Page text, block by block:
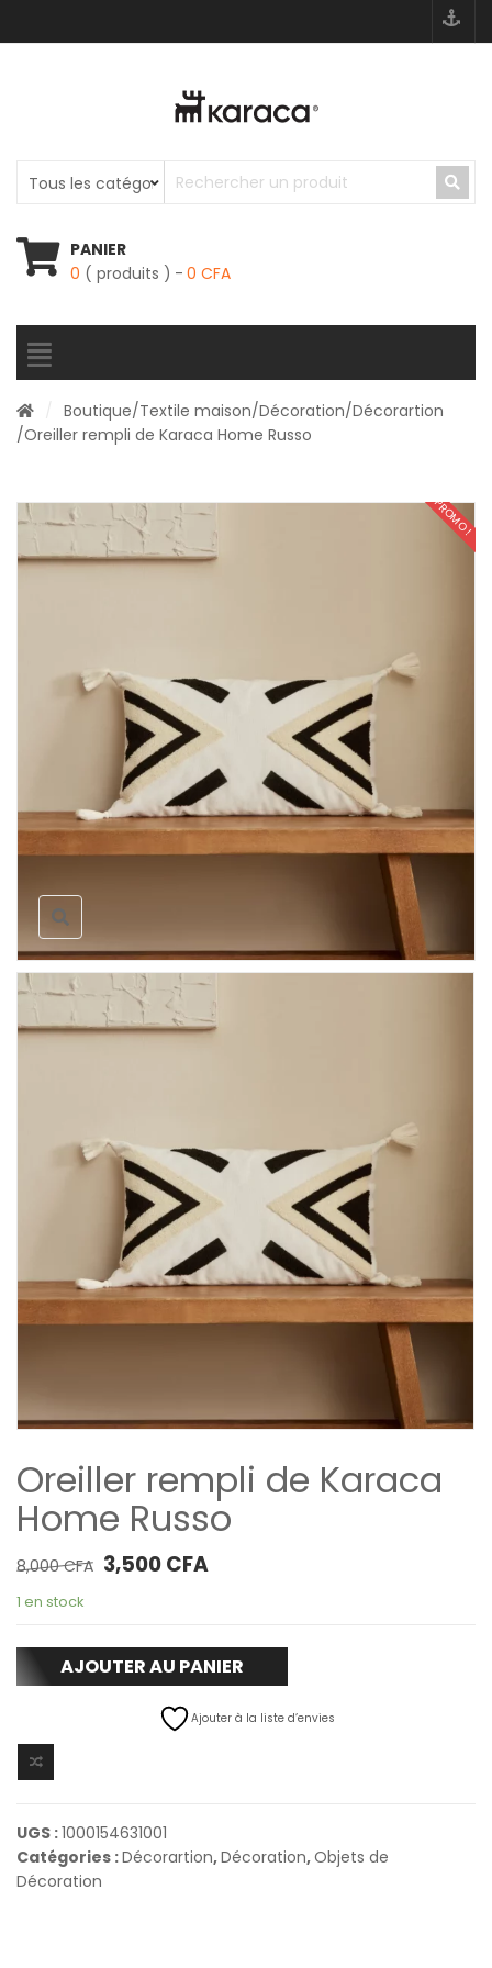
PANIER
0 ( produits ) 0 CFA
Boutique/Textile maison/Décoration/Décorartion
/Oreiller rempli de Karaca Home Russo
PROMO !
Oreiller rempli de Karaca
Home Russo
8,000CFA Le prix initial était : 8,000 CFA.
3,500CFA
1 en stock
AJOUTER AU PANIER
Ajouter à la liste d’envies
UGS :1000154631001
Catégories :Décorartion,Décoration,Objets de
Décoration